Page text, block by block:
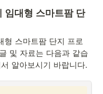
임대형 스마트팜 단
형 스마트팜 단지 프로
및 자료는 다음과 같습
알아보시기 바랍니다.